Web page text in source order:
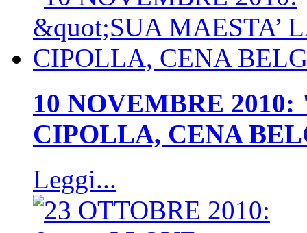
10 NOVEMBRE 2010:
CIPOLLA, CENA
Leggi...